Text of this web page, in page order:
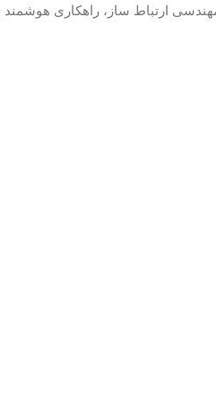
ارتباط ساز، راهکاری هوشمند